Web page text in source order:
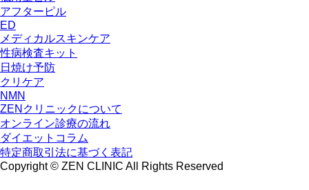
アフターピル
ED
メディカルスキンケア
性病検査キット
日焼け予防
クリケア
NMN
ZENクリニックについて
オンライン診療の流れ
ダイエットコラム
特定商取引法に基づく表記
Copyright © ZEN CLINIC All Rights Reserved